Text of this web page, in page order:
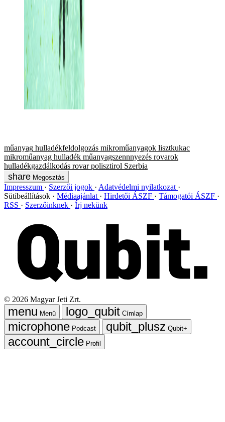
műanyag hulladékfeldolgozás mikroműanyagok lisztkukac
mikroműanyag hulladék műanyagszennnyezés rovarok
hulladékgazdálkodás rovar polisztirol Szerbia
Megosztás
Impresszum Szerzői jogok
Adatvédelmi nyilatkozat
Sütibeállítások
Médiaajánlat Hirdetői ÁSZF
Támogatói ÁSZF
RSS
Szerzőinknek Írj nekünk
© 2026 Magyar Jeti Zrt.
Menü
Címlap
Podcast
Qubit+
Profil